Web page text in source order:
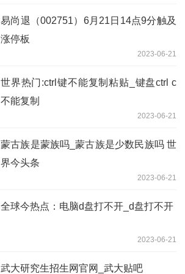
易尚退（002751）6月21日14点9分触及
涨停板
2023-06-21
世界热门:ctrl键不能复制粘贴_键盘ctrl c
不能复制
2023-06-21
蒙古族是蒙族吗_蒙古族是少数民族吗 世
界今头条
2023-06-21
全球今热点：电脑d盘打不开_d盘打不开
2023-06-21
武大研究生招生网官网_武大贴吧